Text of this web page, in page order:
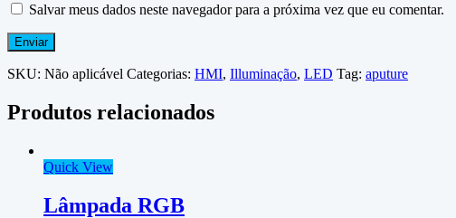
Salvar meus dados neste navegador para a próxima vez que eu comentar.
SKU: Não aplicável Categorias: HMI, Illuminação, LED Tag: aputure
Produtos relacionados
Quick View
Lâmpada RGB